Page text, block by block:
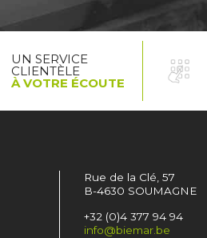
UN SERVICE
CLIENTÈLE
À VOTRE ÉCOUTE
Rue de la Clé, 57
B-4630 SOUMAGNE
+32 (0)4 377 94 94
info@biemar.be